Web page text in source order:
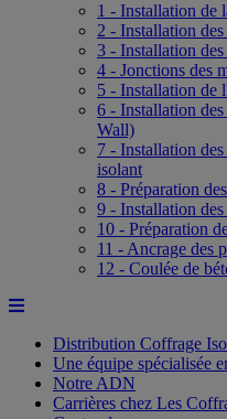
1 - Installation de
2 - Installation
3 - Installation
4 - Jonctions des
5 - Installation de
6 - Installation
Wall)
7 - Installation
isolant
8 - Préparation
9 - Installation des
10 - Préparation
11 - Ancrage des
12 - Coulée de
Distribution Coffrage
Une équipe spécialisée
Notre ADN
Carrières chez Les